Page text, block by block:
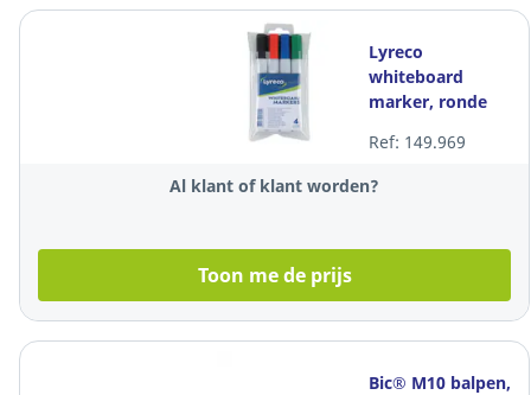
Lyreco
whiteboard
marker, ronde
kleuren, etui van
4 markers
Ref: 149.969
Al klant of klant worden?
Toon me de prijs
Bic® M10 balpen,